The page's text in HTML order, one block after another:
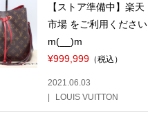
【ストア準備中】楽天
市場 をご利用ください
m(__)m
¥999,999（税込）
2021.06.03
LOUIS VUITTON